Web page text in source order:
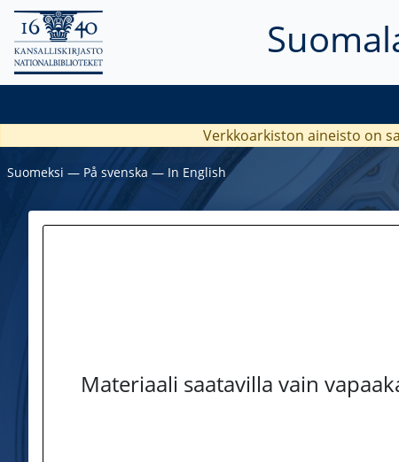
Verkkoarkiston aineisto on
Suomeksi ― På svenska ― In English
Materiaali saatavilla vain